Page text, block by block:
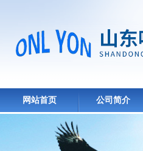
网站首页 公司简介